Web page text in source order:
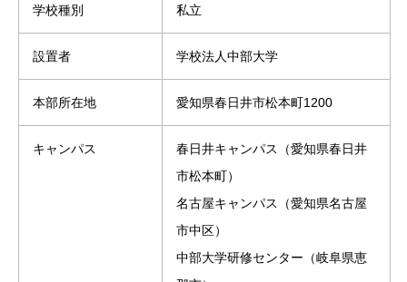
学校種別 私立
設置者 学校法人中部大学
本部所在地 愛知県春日井市松本町1200
キャンパス
春日井キャンパス（愛知県春日井
市松本町）
名古屋キャンパス（愛知県名古屋
市中区）
中部大学研修センター（岐阜県恵